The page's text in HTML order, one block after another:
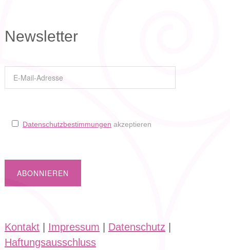
Newsletter
Datenschutzbestimmungen akzeptieren
Kontakt| Impressum Datenschutz
Haftungsausschluss